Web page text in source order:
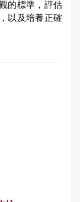
的標準，評估
以及培養正確